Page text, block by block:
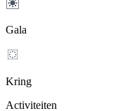
Gala
Kring
Activiteiten